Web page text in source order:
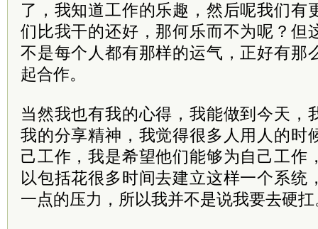
了，我知道工作的乐趣，然后呢我们有
们比我干的还好，那何乐而不为呢？但
不是每个人都有那样的运气，正好有那
起合作。
当然我也有我的心得，我能做到今天，
我的分享精神，我觉得很多人用人的时
己工作，我是希望他们能够为自己工作
以包括花很多时间去建立这样一个系统
一点的压力，所以我并不是说我要去硬扛